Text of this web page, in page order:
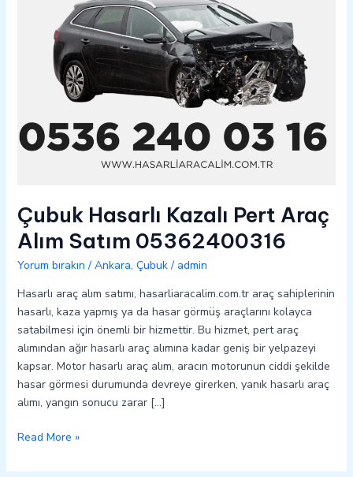
Çubuk Hasarlı Kazalı Pert Araç
Alım Satım 05362400316
Yorum bırakın / Ankara, Çubuk/ admin
Hasarlı araç alım satımı, hasarliaracalim.com.tr araç sahiplerinin
hasarlı, kaza yapmış ya da hasar görmüş araçlarını kolayca
satabilmesi için önemli bir hizmettir. Bu hizmet, pert araç
alımından ağır hasarlı araç alımına kadar geniş bir yelpazeyi
kapsar. Motor hasarlı araç alım, aracın motorunun ciddi şekilde
hasar görmesi durumunda devreye girerken, yanık hasarlı araç
alımı, yangın sonucu zarar […]
Read More »